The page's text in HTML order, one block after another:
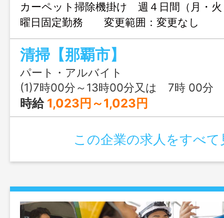
カーペット掃除機掛け 週４日間（月・火
曜日固定勤務 変更範囲：変更なし
清掃【那覇市】
パート・アルバイト
(1)7時00分～13時00分又は 7時 00分 ～ 13時 00
時給 1,023円～1,023円
この企業の求人をすべて